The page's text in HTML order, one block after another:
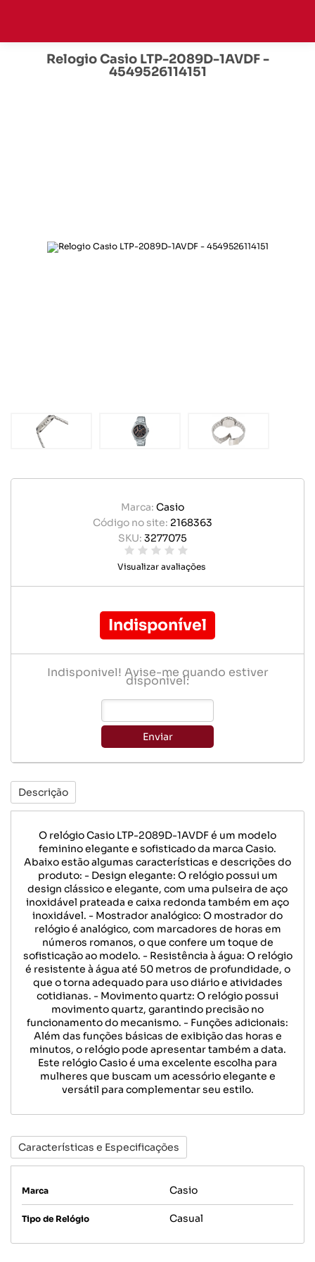
Relogio Casio LTP-2089D-1AVDF -
4549526114151
Marca: Casio
Código no site: 2168363
SKU: 3277075
Visualizar avaliações
Indisponível
Indisponível! Avise-me quando estiver
disponível:
Enviar
Descrição
O relógio Casio LTP-2089D-1AVDF é um modelo
feminino elegante e sofisticado da marca Casio.
Abaixo estão algumas características e descrições do
produto: - Design elegante: O relógio possui um
design clássico e elegante, com uma pulseira de aço
inoxidável prateada e caixa redonda também em aço
inoxidável. - Mostrador analógico: O mostrador do
relógio é analógico, com marcadores de horas em
números romanos, o que confere um toque de
sofisticação ao modelo. - Resistência à água: O relógio
é resistente à água até 50 metros de profundidade, o
que o torna adequado para uso diário e atividades
cotidianas. - Movimento quartz: O relógio possui
movimento quartz, garantindo precisão no
funcionamento do mecanismo. - Funções adicionais:
Além das funções básicas de exibição das horas e
minutos, o relógio pode apresentar também a data.
Este relógio Casio é uma excelente escolha para
mulheres que buscam um acessório elegante e
versátil para complementar seu estilo.
Características e Especificações
Marca Casio
Tipo de Relógio Casual